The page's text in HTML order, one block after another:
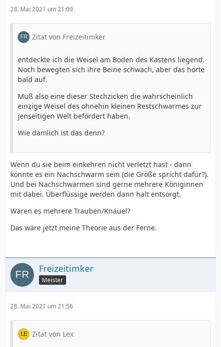
28. Mai 2021 um 21:09
Zitat von Freizeitimker
entdeckte ich die Weisel am Boden des Kastens liegend.
Noch bewegten sich ihre Beine schwach, aber das hörte
bald auf.
Muß also eine dieser Stechzicken die wahrscheinlich
einzige Weisel des ohnehin kleinen Restschwarmes zur
jenseitigen Welt befördert haben.
Wie dämlich ist das denn?
Wenn du sie beim einkehren nicht verletzt hast - dann
könnte es ein Nachschwarm sein (die Größe spricht dafür?).
Und bei Nachschwärmen sind gerne mehrere Königinnen
mit dabei. Überflüssige werden dann halt entsorgt.
Waren es mehrere Trauben/Knäuel?
Das wäre jetzt meine Theorie aus der Ferne.
Freizeitimker
Meister
28. Mai 2021 um 21:56
Zitat von Lex